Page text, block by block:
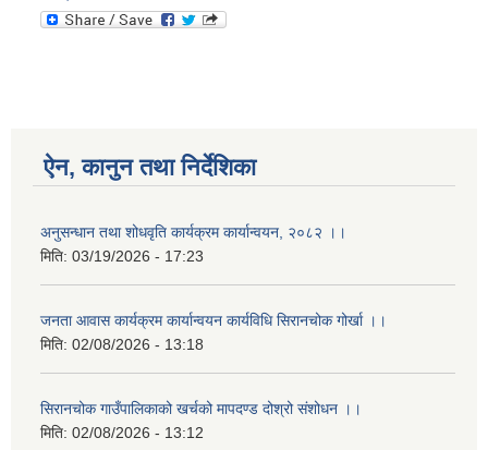
ऐन, कानुन तथा निर्देशिका
अनुसन्धान तथा शोधवृति कार्यक्रम कार्यान्वयन, २०८२ ।।
मिति: 03/19/2026 - 17:23
जनता आवास कार्यक्रम कार्यान्वयन कार्यविधि सिरानचोक गोर्खा ।।
मिति: 02/08/2026 - 13:18
सिरानचोक गाउँपालिकाको खर्चको मापदण्ड दोश्रो संशोधन ।।
मिति: 02/08/2026 - 13:12